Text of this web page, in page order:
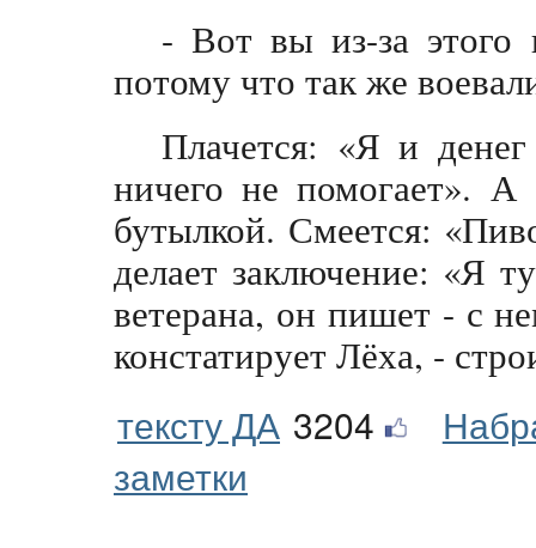
- Вот вы из-за этого
потому что так же
Плачется: «Я и
ничего не помогает». А
бутылкой. Смеется:
делает заключение: «Я
ветерана, он пишет - с
констатирует Лёха, -
тексту ДА 3204
заметки